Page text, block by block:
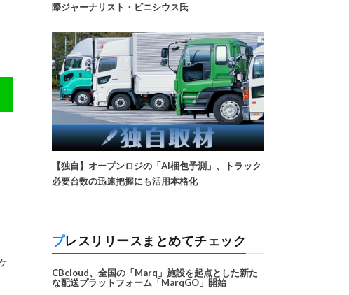
際ジャーナリスト・ビニシウス氏
【独自】オープンロジの「AI梱包予測」、トラック
必要台数の迅速把握にも活用本格化
プレスリリースまとめてチェック
CBcloud、全国の「Marq」施設を起点とした新た
な配送プラットフォーム「MarqGO」開始